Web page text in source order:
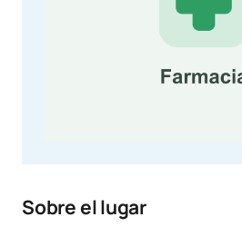
Sobre el lugar